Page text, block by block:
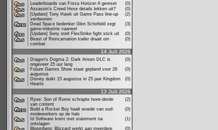
Leaderboards van Forza Horizon 6 gereset
(0)
Assassin's Creed Hexe details lekken uit?
(0)
[Update] Tony Hawk uit Game Pass line-up
verdwenen
(2)
Dead Space bedenker Glen Schofield zegt
game-industrie vaarwel
(3)
[Update] Sony stelt FlexStrike fight stick uit
(0)
Beast of Reincarnation trailer draait om
combat
(0)
14 Juli 2026
Dragon's Dogma 2: Dark Arisen DLC is
ongeveer 25 uur lang
(0)
Future Games Show staat gepland voor 26
augustus
(0)
Disney duikt 15 augustus in 25 jaar Kingdom
Hearts
(0)
13 Juli 2026
Ryse: Son of Rome schrapte twee-derde
van content
(2)
Build a Rocket Boy haalt woede van oud-
medewerkers op de hals
(0)
Id Software komt met statement na
ontslagen
(1)
Bloomberg: Blizzard werkt aan meerdere
(0)